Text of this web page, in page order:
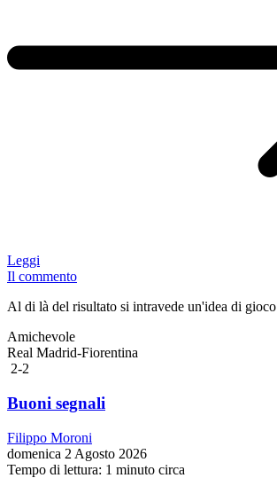
Leggi
Il commento
Al di là del risultato si intravede un'idea di gioco
Amichevole
Real Madrid-Fiorentina
2-2
Buoni segnali
Filippo Moroni
domenica 2 Agosto 2026
Tempo di lettura: 1 minuto circa